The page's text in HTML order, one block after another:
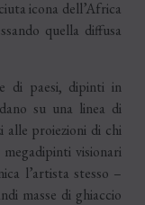
icona dell’Africa
quella diffusa
paesi, dipinti in
su una linea di
alle proiezioni di chi
visionari
l’artista stesso –
masse di ghiaccio